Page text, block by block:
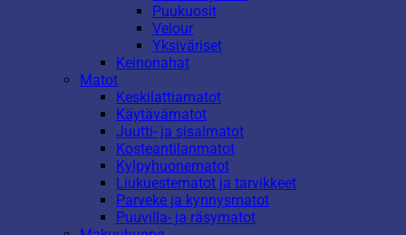
Puukuosit
Velour
Yksiväriset
Keinonahat
Matot
Keskilattiamatot
Käytävämatot
Juutti- ja sisalmatot
Kosteantilanmatot
Kylpyhuonematot
Liukuestematot ja tarvikkeet
Parveke ja kynnysmatot
Puuvilla- ja räsymatot